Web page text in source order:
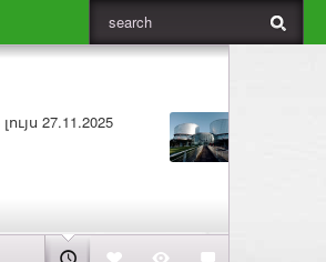
Բարի լույս